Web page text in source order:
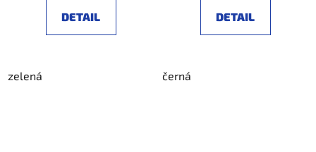
DETAIL
zelená
DETAIL
černá